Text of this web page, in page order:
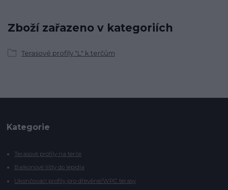
Zboží zařazeno v kategoriích
Terasové profily "L" k terčům
Kategorie
Terasové profily na terče
Balkonové lišty do lepidla
Ukončovací profily pro dřevěné/WPC terasy